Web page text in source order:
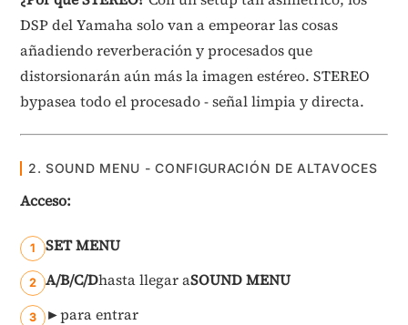
DSP del Yamaha solo van a empeorar las cosas
añadiendo reverberación y procesados que
distorsionarán aún más la imagen estéreo. STEREO
bypasea todo el procesado - señal limpia y directa.
2. SOUND MENU - CONFIGURACIÓN DE ALTAVOCES
Acceso:
SET MENU
A/B/C/Dhasta llegar aSOUND MENU
►para entrar